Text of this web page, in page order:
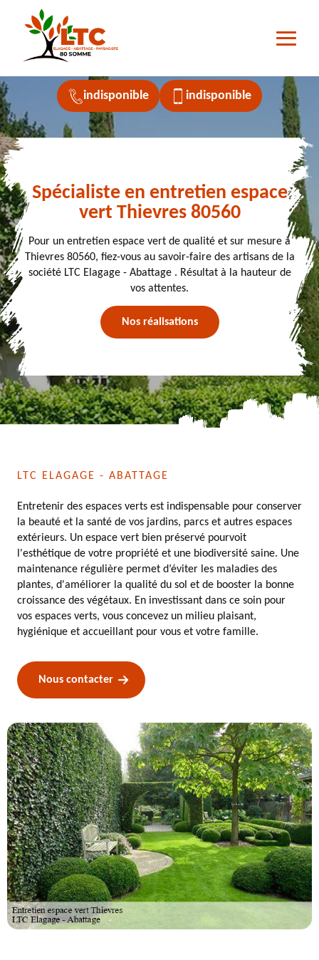
indisponible indisponible
Spécialiste en entretien espace
vert Thievres 80560
Pour un entretien espace vert de qualité et sur mesure à
Thievres 80560, fiez-vous au savoir-faire des artisans de la
société LTC Elagage - Abattage . Résultat à la hauteur de
vos attentes.
Nos réalisations
LTC ELAGAGE - ABATTAGE
Entretenir des espaces verts est indispensable pour conserver
la beauté et la santé de vos jardins, parcs et autres espaces
extérieurs. Un espace vert bien préservé pourvoit
l'esthétique de votre propriété et une biodiversité saine. Une
maintenance régulière permet d’éviter les maladies des
plantes, d'améliorer la qualité du sol et de booster la bonne
croissance des végétaux. En investissant dans ce soin pour
vos espaces verts, vous concevez un milieu plaisant,
hygiénique et accueillant pour vous et votre famille.
Nous contacter